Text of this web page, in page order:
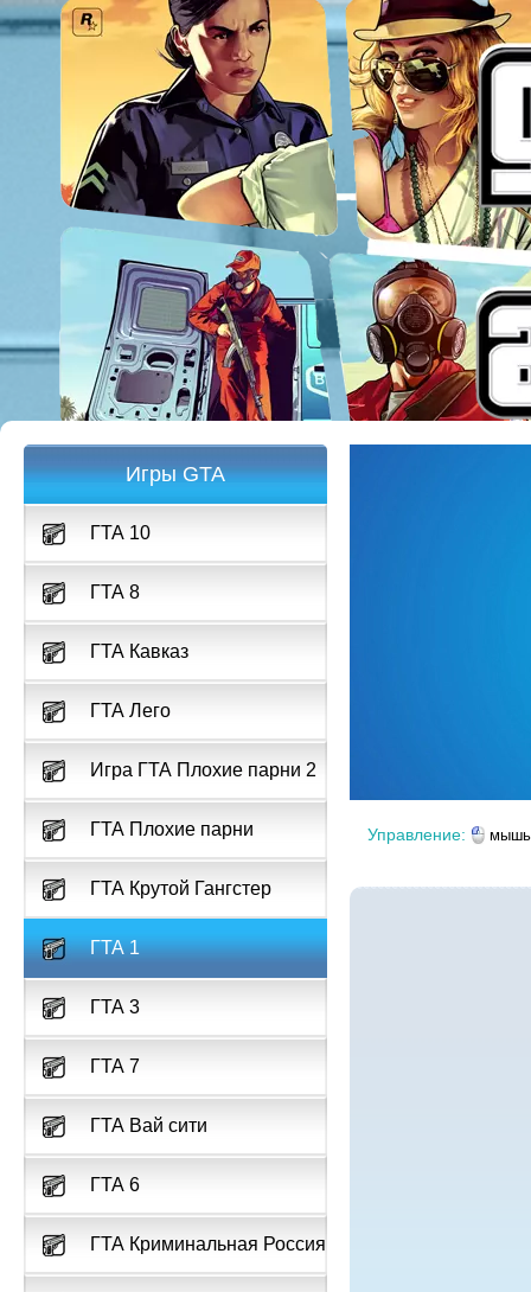
Игры GTA
ГТА 10
ГТА 8
ГТА Кавказ
ГТА Лего
Игра ГТА Плохие парни 2
ГТА Плохие парни
ГТА Крутой Гангстер
ГТА 1
ГТА 3
ГТА 7
ГТА Вай сити
ГТА 6
ГТА Криминальная Россия
Управление: